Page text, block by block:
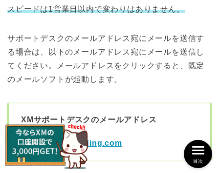
スピードは1営業日以内で変わりはありません。
サポートデスクのメールアドレス宛にメールを送信す
る場合は、以下のメールアドレス宛にメールを送信し
てください。メールアドレスをクリックすると、既定
のメールソフトが起動します。
XMサポートデスクのメールアドレス
support@xmtrading.com
目次